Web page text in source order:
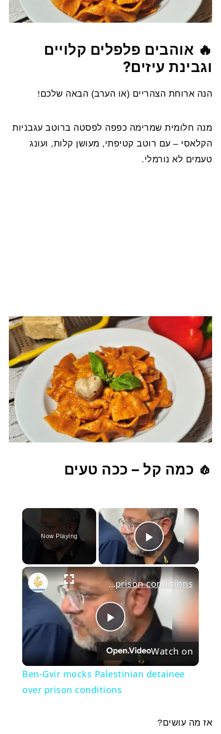
🔥 אוהבים פלפלים קלויים
וגבינת עיזים?
הנה ארוחת הצהריים (או הערב) הבאה שלכם!
מנה חלומית שמרימה כפפה לפסטה ברוטב עגבניות
הקלאסי – עם רוטב קטיפתי, מעושן קלות, ועונג
טעמים לא נורמלי.
🧄 כמה קל – ככה טעים
×
Play Video
Now Playing
Play
Video
Ben-Gvir mocks Palestinian detainee over prison conditions
Watch on
Ben-Gvir mocks Palestinian detainee
over prison conditions
אז מה עושים?